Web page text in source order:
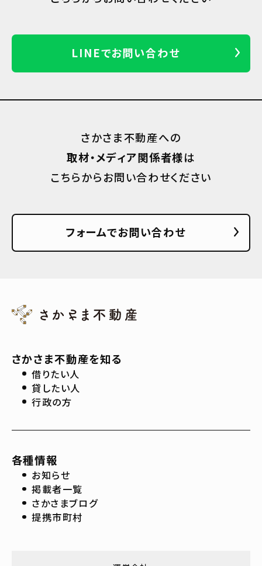
LINEでお問い合わせ
さかさま不動産への
取材・メディア関係者様は
こちらからお問い合わせください
フォームでお問い合わせ
さかさま不動産を知る
借りたい人
貸したい人
行政の方
各種情報
お知らせ
掲載者一覧
さかさまブログ
提携市町村